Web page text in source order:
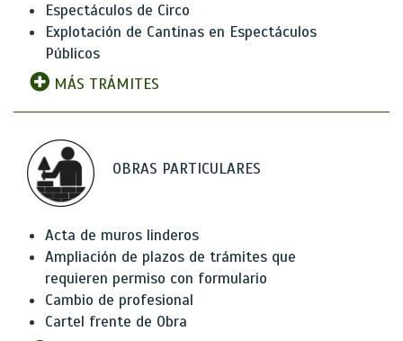
Espectáculos de Circo
Explotación de Cantinas en Espectáculos
Públicos
MÁS TRÁMITES
OBRAS PARTICULARES
Acta de muros linderos
Ampliación de plazos de trámites que
requieren permiso con formulario
Cambio de profesional
Cartel frente de Obra